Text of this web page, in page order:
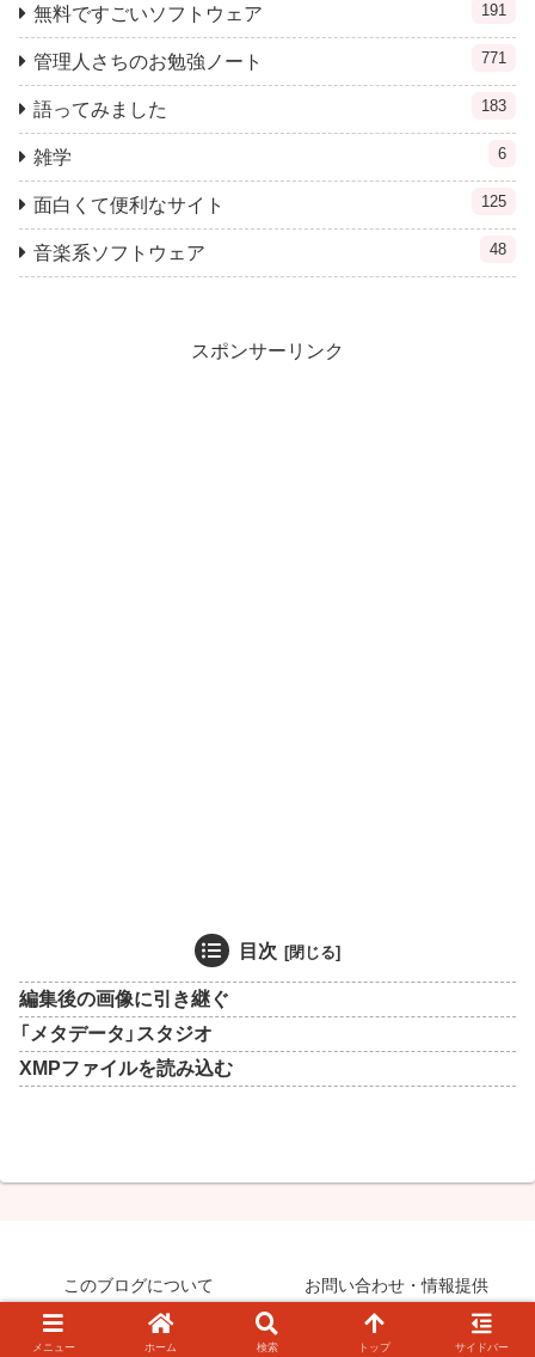
無料ですごいソフトウェア 191
管理人さちのお勉強ノート 771
語ってみました 183
雑学 6
面白くて便利なサイト 125
音楽系ソフトウェア 48
スポンサーリンク
目次
編集後の画像に引き継ぐ
「メタデータ」スタジオ
XMPファイルを読み込む
このブログについて お問い合わせ・情報提供
© 2008-2026 知らなきゃ絶対損するPCマル秘ワザ.
メニュー ホーム 検索 トップ サイドバー